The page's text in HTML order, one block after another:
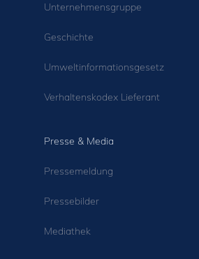
Unternehmensgruppe
Geschichte
Umweltinformationsgesetz
Verhaltenskodex Lieferant
Presse & Media
Pressemeldung
Pressebilder
Mediathek